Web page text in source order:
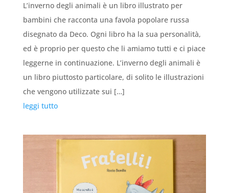
L’inverno degli animali è un libro illustrato per
bambini che racconta una favola popolare russa
disegnato da Deco. Ogni libro ha la sua personalità,
ed è proprio per questo che li amiamo tutti e ci piace
leggerne in continuazione. L’inverno degli animali è
un libro piuttosto particolare, di solito le illustrazioni
che vengono utilizzate sui […]
leggi tutto